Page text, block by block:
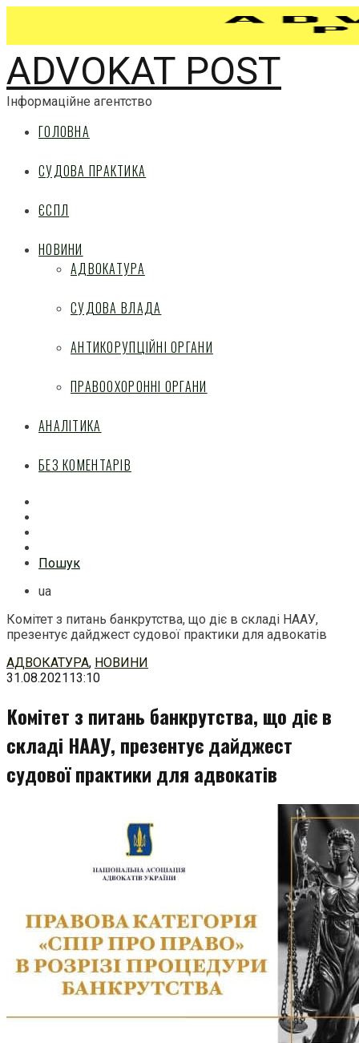
ADVOKAT POST
Інформаційне агентство
ГОЛОВНА
СУДОВА ПРАКТИКА
ЄСПЛ
НОВИНИ
АДВОКАТУРА
СУДОВА ВЛАДА
АНТИКОРУПЦІЙНІ ОРГАНИ
ПРАВООХОРОННІ ОРГАНИ
АНАЛІТИКА
БЕЗ КОМЕНТАРІВ
Пошук
ua
Комітет з питань банкрутства, що діє в складі НААУ,
презентує дайджест судової практики для адвокатів
Перейти
до
АДВОКАТУРА, НОВИНИ
31.08.202113:10
Комітет з питань банкрутства, що діє в
складі НААУ, презентує дайджест
судової практики для адвокатів